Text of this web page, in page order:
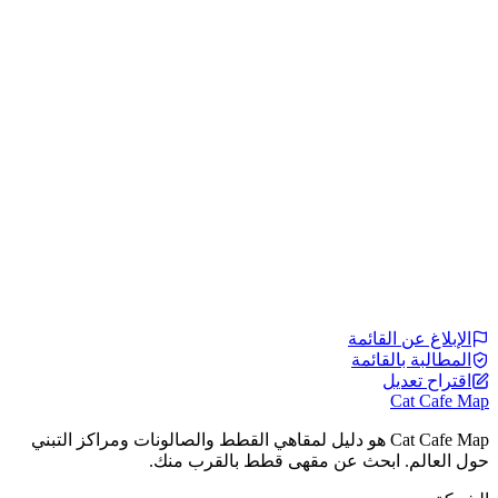
الإبلاغ عن القائمة
المطالبة بالقائمة
اقتراح تعديل
Cat Cafe Map
Cat Cafe Map هو دليل لمقاهي القطط والصالونات ومراكز التبني
حول العالم. ابحث عن مقهى قطط بالقرب منك.